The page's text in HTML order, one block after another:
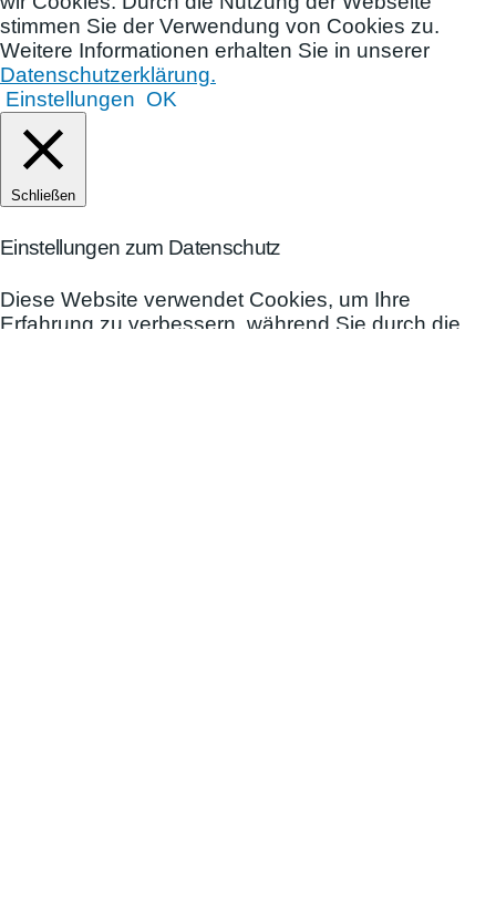
stimmen Sie der Verwendung von Cookies zu.
Weitere Informationen erhalten Sie in unserer
Datenschutzerklärung.
Einstellungen OK
Schließen
Einstellungen zum Datenschutz
Diese Website verwendet Cookies, um Ihre
Erfahrung zu verbessern, während Sie durch die